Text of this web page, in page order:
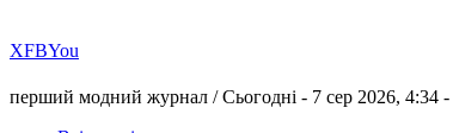
ХFBYou
перший модний журнал /Сьогодні - 7 сер 2026, 4:34 -